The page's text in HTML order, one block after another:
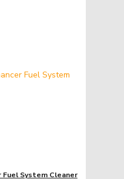
Fuel System Cleaner